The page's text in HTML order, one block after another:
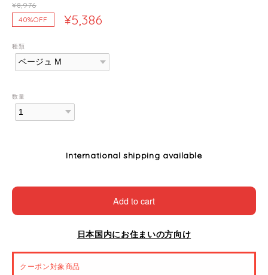
¥8,976
40%OFF
¥5,386
種類
数量
International shipping available
Add to cart
日本国内にお住まいの方向け
クーポン対象商品